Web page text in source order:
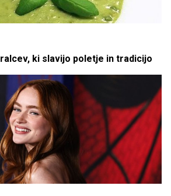
ki slavijo poletje in tradicijo